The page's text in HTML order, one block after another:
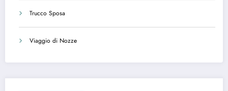
Trucco Sposa
Viaggio di Nozze